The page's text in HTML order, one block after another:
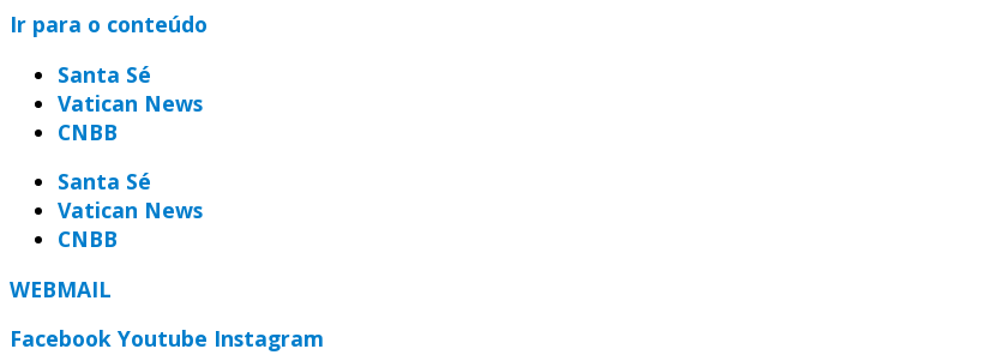
Ir para o conteúdo
Santa Sé
Vatican News
CNBB
Santa Sé
Vatican News
CNBB
WEBMAIL
Facebook Youtube Instagram